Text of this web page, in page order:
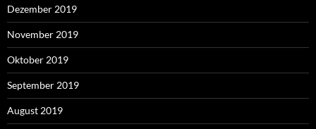
Dezember 2019
November 2019
Oktober 2019
September 2019
August 2019